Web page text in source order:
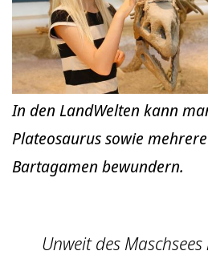
In den LandWelten kann
Plateosaurus sowie
Bartagamen bewundern.
Unweit des